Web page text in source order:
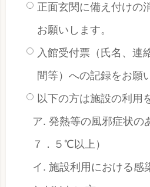
正面玄関に備え付けの
お願いします。
入館受付票（氏名、連
間等）への記録をお願
以下の方は施設の利用
ア. 発熱等の風邪症状の
７．５℃以上）
イ. 施設利用における感